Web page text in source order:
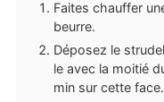
Faites chauffer
beurre.
Déposez le
le avec la moitié
min sur cette face.